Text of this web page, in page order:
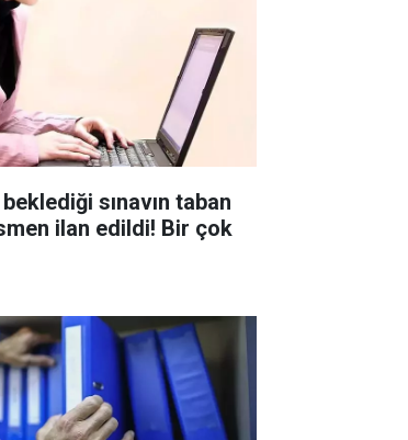
sınavın taban
ilan edildi! Bir çok